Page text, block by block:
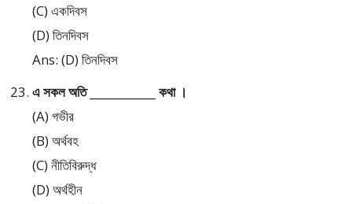
(C) একদিবস
(D) তিনদিবস
Ans: (D) তিনদিবস
এ সকল অতি ____________ কথা ।
(A) গভীর
(B) অর্থবহ
(C) নীতিবিরুদ্ধ
(D) অর্থহীন